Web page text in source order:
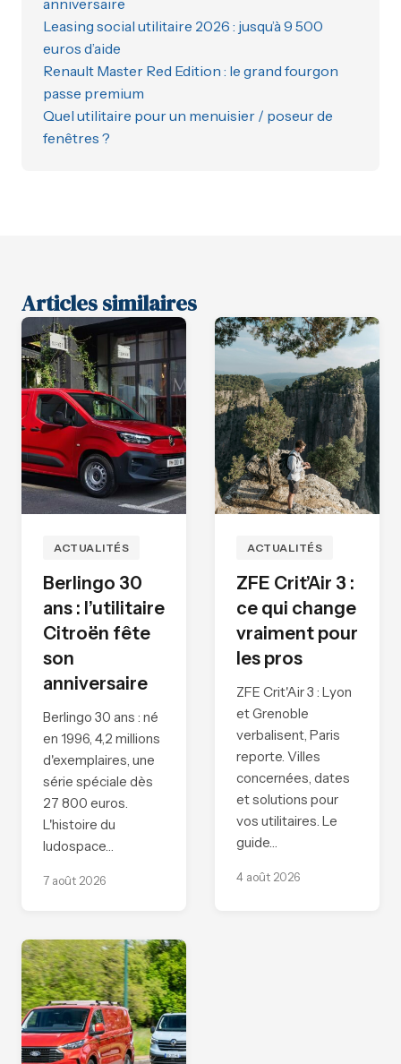
anniversaire
Leasing social utilitaire 2026 : jusqu’à 9 500
euros d’aide
Renault Master Red Edition : le grand fourgon
passe premium
Quel utilitaire pour un menuisier / poseur de
fenêtres ?
Articles similaires
ACTUALITÉS
Berlingo 30
ans : l’utilitaire
Citroën fête
son
anniversaire
Berlingo 30 ans : né
en 1996, 4,2 millions
d'exemplaires, une
série spéciale dès
27 800 euros.
L'histoire du
ludospace…
7 août 2026
ACTUALITÉS
ZFE Crit’Air 3 :
ce qui change
vraiment pour
les pros
ZFE Crit'Air 3 : Lyon
et Grenoble
verbalisent, Paris
reporte. Villes
concernées, dates
et solutions pour
vos utilitaires. Le
guide…
4 août 2026